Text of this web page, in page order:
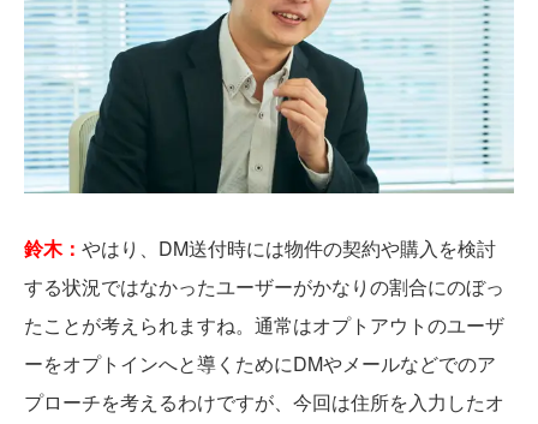
鈴木： やはり、DM送付時には物件の契約や購入を検討
する状況ではなかったユーザーがかなりの割合にのぼっ
たことが考えられますね。通常はオプトアウトのユーザ
ーをオプトインへと導くためにDMやメールなどでのア
プローチを考えるわけですが、今回は住所を入力したオ